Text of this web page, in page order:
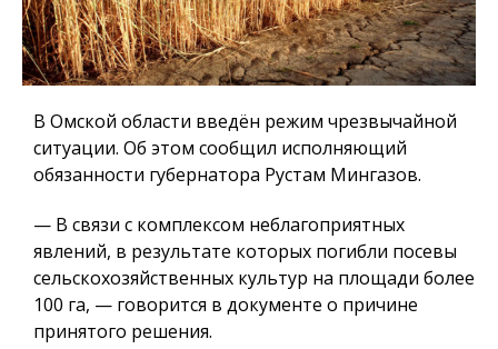
В Омской области введён режим чрезвычайной
ситуации. Об этом сообщил исполняющий
обязанности губернатора Рустам Мингазов.
— В связи с комплексом неблагоприятных
явлений, в результате которых погибли посевы
сельскохозяйственных культур на площади более
100 га, — говорится в документе о причине
принятого решения.